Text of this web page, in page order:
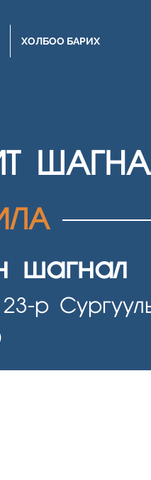
ХОЛБОО БАРИХ
шагнал
р